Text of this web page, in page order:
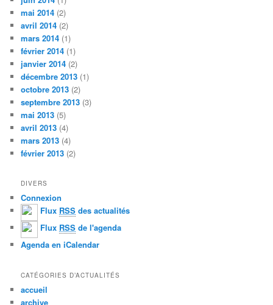
mai 2014 (2)
avril 2014 (2)
mars 2014 (1)
février 2014 (1)
janvier 2014 (2)
décembre 2013 (1)
octobre 2013 (2)
septembre 2013 (3)
mai 2013 (5)
avril 2013 (4)
mars 2013 (4)
février 2013 (2)
DIVERS
Connexion
Flux RSS des actualités
Flux RSS de l'agenda
Agenda en iCalendar
CATÉGORIES D’ACTUALITÉS
accueil
archive